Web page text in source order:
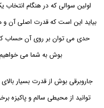
اولین سوالی که در هنگام انتخاب
بیاید این است که قدرت اصلی
حدی می توان بر روی آن حساب
بوش به شما می خواهیم
توانید از محیطی سالم و پاکیزه